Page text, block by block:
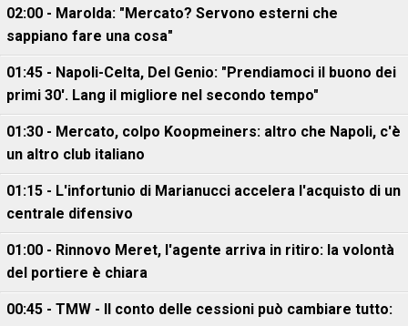
02:00 - Marolda: "Mercato? Servono esterni che
sappiano fare una cosa"
01:45 - Napoli-Celta, Del Genio: "Prendiamoci il buono dei
primi 30'. Lang il migliore nel secondo tempo"
01:30 - Mercato, colpo Koopmeiners: altro che Napoli, c'è
un altro club italiano
01:15 - L'infortunio di Marianucci accelera l'acquisto di un
centrale difensivo
01:00 - Rinnovo Meret, l'agente arriva in ritiro: la volontà
del portiere è chiara
00:45 - TMW - Il conto delle cessioni può cambiare tutto: